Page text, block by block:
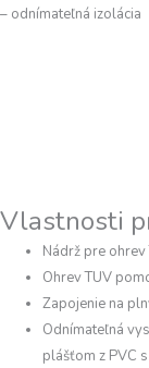
– odnímateľná izolácia
Vlastnosti
Nádrž pre
Ohrev TUV
Zapojenie na
Odnímateľná
plášťom z PVC